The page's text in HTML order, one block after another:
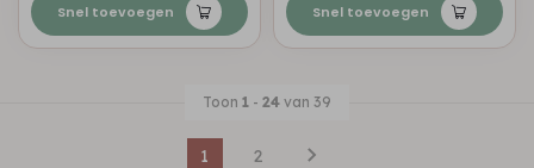
Snel toevoegen Snel toevoegen
Toon 1 - 24 van 39
1 2